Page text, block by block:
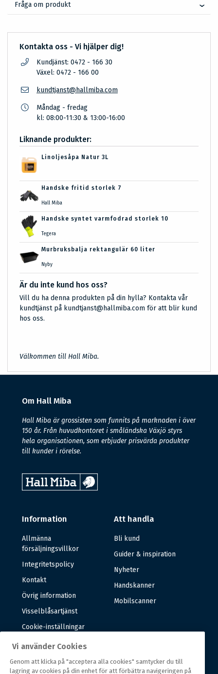
Fråga om produkt
Kontakta oss - Vi hjälper dig!
Kundjänst: 0472 - 166 30
Växel: 0472 - 166 00
kundtjanst@hallmiba.com
Måndag - fredag
kl: 08:00-11:30 & 13:00-16:00
Liknande produkter:
Linoljesåpa Natur 3L
Handske fritid storlek 7
Hall Miba
Handske syntet varmfodrad storlek 10
Tegera
Murbruksbalja rektangulär 60 liter
Nyby
Är du inte kund hos oss?
Vill du ha denna produkten på din hylla? Kontakta vår
kundtjänst på kundtjanst@hallmiba.com för att blir kund
hos oss.
Välkommen till Hall Miba.
Om Hall Miba
Hall Miba är grossisten som funnits på marknaden i över
150 år. Från huvudkontoret i småländska Växjö styrs
hela organisationen, som erbjuder prisvärda produkter
till kunder i rörelse.
Information
Allmänna
försäljningsvillkor
Integritetspolicy
Kontakt
Övrig information
Visselblåsartjänst
Cookie-inställningar
Att handla
Bli kund
Guider & inspiration
Nyheter
Handskanner
Mobilscanner
Vi använder Cookies
Genom att klicka på "acceptera alla cookies" samtycker du till
lagring av cookies på din enhet för att förbättra navigeringen på